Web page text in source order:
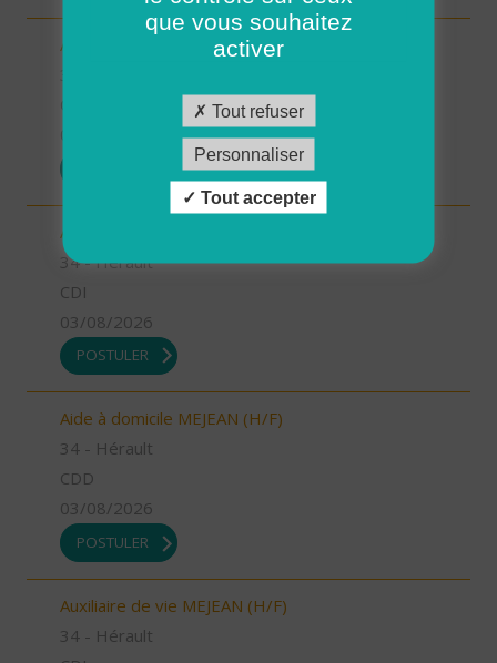
Aide à domicile ANIANE (H/F)
Auxiliaire de vie GIGNAC (H/F)
34 - Hérault
CDI
03/08/2026
POSTULER
Aide à domicile MEJEAN (H/F)
34 - Hérault
CDD
03/08/2026
POSTULER
Auxiliaire de vie MEJEAN (H/F)
34 - Hérault
que vous souhaitez
activer
Tout refuser
Personnaliser
Tout accepter